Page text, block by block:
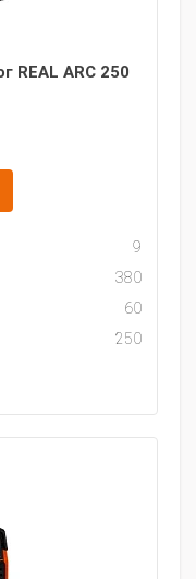
REAL ARC 250
9
380
60
250